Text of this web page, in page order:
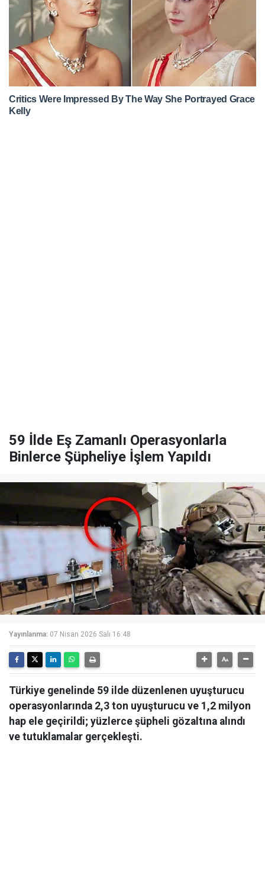
59 İlde Eş Zamanlı Operasyonlarla
Binlerce Şüpheliye İşlem Yapıldı
Yayınlanma: 07 Nisan 2026 Salı 16:48
Türkiye genelinde 59 ilde düzenlenen uyuşturucu
operasyonlarında 2,3 ton uyuşturucu ve 1,2 milyon
hap ele geçirildi; yüzlerce şüpheli gözaltına alındı
ve tutuklamalar gerçekleşti.